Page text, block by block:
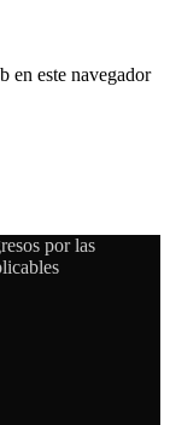
en este navegador
por las